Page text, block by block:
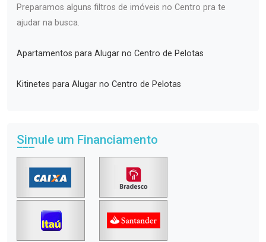
Preparamos alguns filtros de imóveis no Centro pra te
ajudar na busca.
Apartamentos para Alugar no Centro de Pelotas
Kitinetes para Alugar no Centro de Pelotas
Simule um Financiamento